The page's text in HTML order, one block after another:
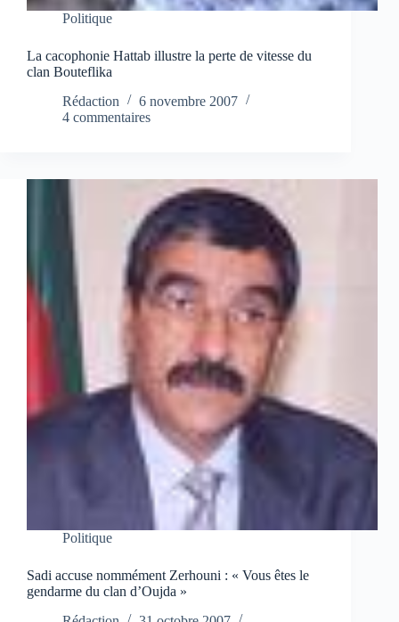
Politique
La cacophonie Hattab illustre la perte de vitesse du
clan Bouteflika
Rédaction
6 novembre 2007
4 commentaires
Politique
Sadi accuse nommément Zerhouni : « Vous êtes le
gendarme du clan d’Oujda »